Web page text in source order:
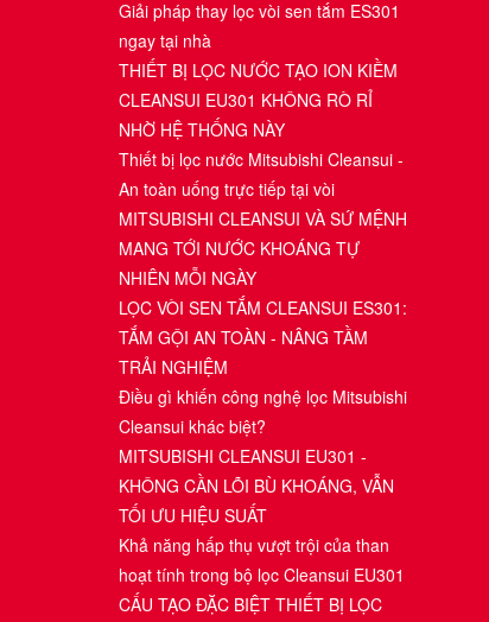
Giải pháp thay lọc vòi sen tắm ES301
ngay tại nhà
THIẾT BỊ LỌC NƯỚC TẠO ION KIỀM
CLEANSUI EU301 KHÔNG RÒ RỈ
NHỜ HỆ THỐNG NÀY
Thiết bị lọc nước Mitsubishi Cleansui -
An toàn uống trực tiếp tại vòi
MITSUBISHI CLEANSUI VÀ SỨ MỆNH
MANG TỚI NƯỚC KHOÁNG TỰ
NHIÊN MỖI NGÀY
LỌC VÒI SEN TẮM CLEANSUI ES301:
TẮM GỘI AN TOÀN - NÂNG TẦM
TRẢI NGHIỆM
Điều gì khiến công nghệ lọc Mitsubishi
Cleansui khác biệt?
MITSUBISHI CLEANSUI EU301 -
KHÔNG CẦN LÕI BÙ KHOÁNG, VẪN
TỐI ƯU HIỆU SUẤT
Khả năng hấp thụ vượt trội của than
hoạt tính trong bộ lọc Cleansui EU301
CẤU TẠO ĐẶC BIỆT THIẾT BỊ LỌC